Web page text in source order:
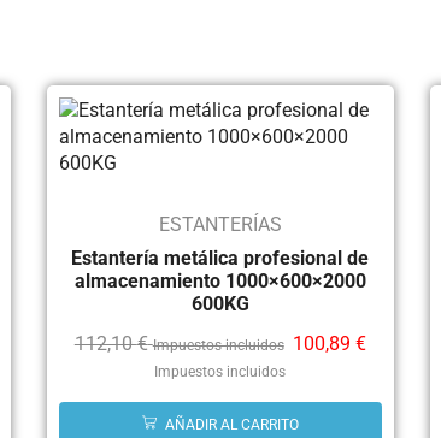
ESTANTERÍAS
Estantería metálica profesional de
almacenamiento 1000×600×2000
600KG
112,10€ Impuestos incluidos 100,89 €
Impuestos incluidos
AÑADIR AL CARRITO